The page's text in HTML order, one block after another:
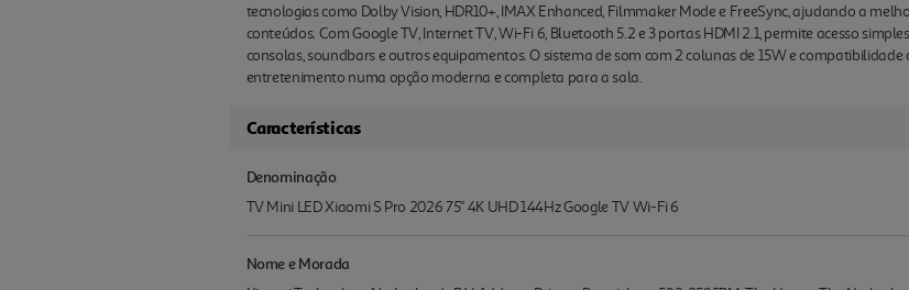
tecnologias como Dolby Vision, HDR10+, IMAX Enhanced, Filmmaker Mode e FreeSync, ajudando a
conteúdos. Com Google TV, Internet TV, Wi-Fi 6, Bluetooth 5.2 e 3 portas HDMI 2.1, permite acesso
consolas, soundbars e outros equipamentos. O sistema de som com 2 colunas de 15W e
entretenimento numa opção moderna e completa para a sala.
Características
Denominação
TV Mini LED Xiaomi S Pro 2026 75" 4K UHD 144Hz Google TV Wi-Fi 6
Nome e Morada